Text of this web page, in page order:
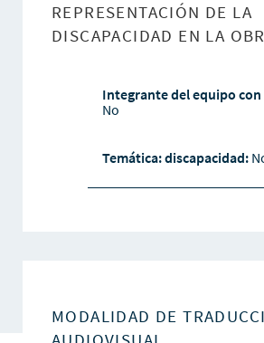
REPRESENTACIÓN DE LA
DISCAPACIDAD EN LA
Integrante del equipo
No
Temática: discapacidad:
MODALIDAD DE